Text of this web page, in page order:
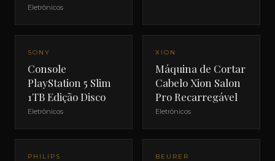
Eletrônicos
SONY
Console
PlayStation 5 Slim
1TB Edição Disco
Eletrônicos
XION
Máquina de Cortar
Cabelo Xion Salon
Pro Recarregável
Eletrônicos
PHILIPS BEURER